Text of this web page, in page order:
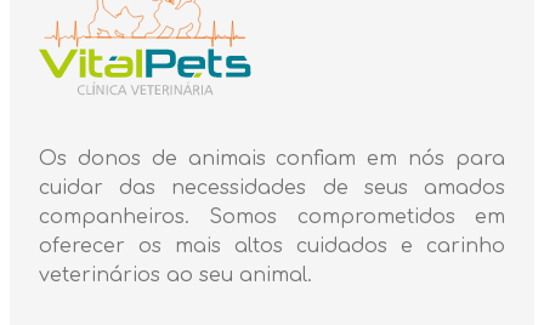
Os donos de animais confiam em nós para
cuidar das necessidades de seus amados
companheiros. Somos comprometidos em
oferecer os mais altos cuidados e carinho
veterinários ao seu animal.